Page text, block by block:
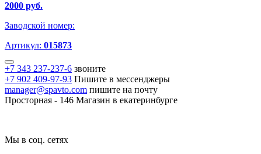
2000 руб.
Заводской номер:
Артикул: 015873
+7 343 237-237-6 звоните
+7 902 409-97-93 Пишите в мессенджеры
manager@spavto.com пишите на почту
Просторная - 146 Магазин в екатеринбурге
Мы в соц. сетях